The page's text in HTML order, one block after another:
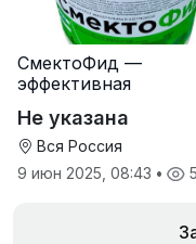
СмектоФид —
эффективная
антидиарейная
кормовая добавка
телят
Не указана
Вся Россия
9 июн 2025, 08:43 •